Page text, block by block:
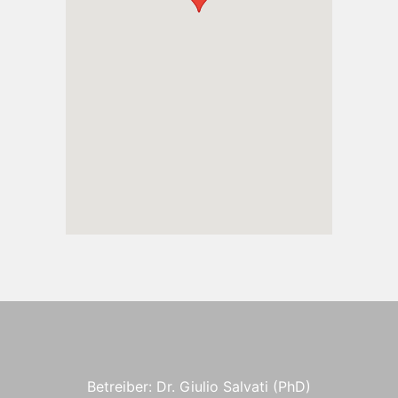
Betreiber: Dr. Giulio Salvati (PhD)